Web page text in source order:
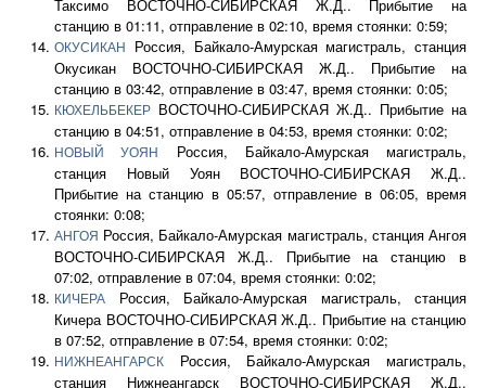
Таксимо ВОСТОЧНО-СИБИРСКАЯ Ж.Д.. Прибытие на
станцию в 01:11, отправление в 02:10, время стоянки: 0:59;
ОКУСИКАН
Россия, Байкало-Амурская магистраль, станция
Окусикан ВОСТОЧНО-СИБИРСКАЯ Ж.Д.. Прибытие на
станцию в 03:42, отправление в 03:47, время стоянки: 0:05;
КЮХЕЛЬБЕКЕР ВОСТОЧНО-СИБИРСКАЯ Ж.Д.. Прибытие на
станцию в 04:51, отправление в 04:53, время стоянки: 0:02;
НОВЫЙ УОЯН
Россия, Байкало-Амурская магистраль,
станция Новый Уоян ВОСТОЧНО-СИБИРСКАЯ Ж.Д..
Прибытие на станцию в 05:57, отправление в 06:05, время
стоянки: 0:08;
АНГОЯ Россия, Байкало-Амурская магистраль, станция Ангоя
ВОСТОЧНО-СИБИРСКАЯ Ж.Д.. Прибытие на станцию в
07:02, отправление в 07:04, время стоянки: 0:02;
КИЧЕРА
Россия, Байкало-Амурская магистраль, станция
Кичера ВОСТОЧНО-СИБИРСКАЯ Ж.Д.. Прибытие на станцию
в 07:52, отправление в 07:54, время стоянки: 0:02;
НИЖНЕАНГАРСК
Россия, Байкало-Амурская магистраль,
станция Нижнеангарск ВОСТОЧНО-СИБИРСКАЯ Ж.Д..